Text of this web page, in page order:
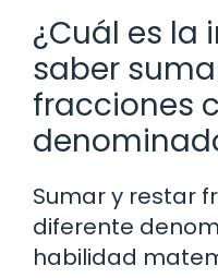
¿Cuál es la
saber
fracciones
Sumar y restar
diferente
habilidad